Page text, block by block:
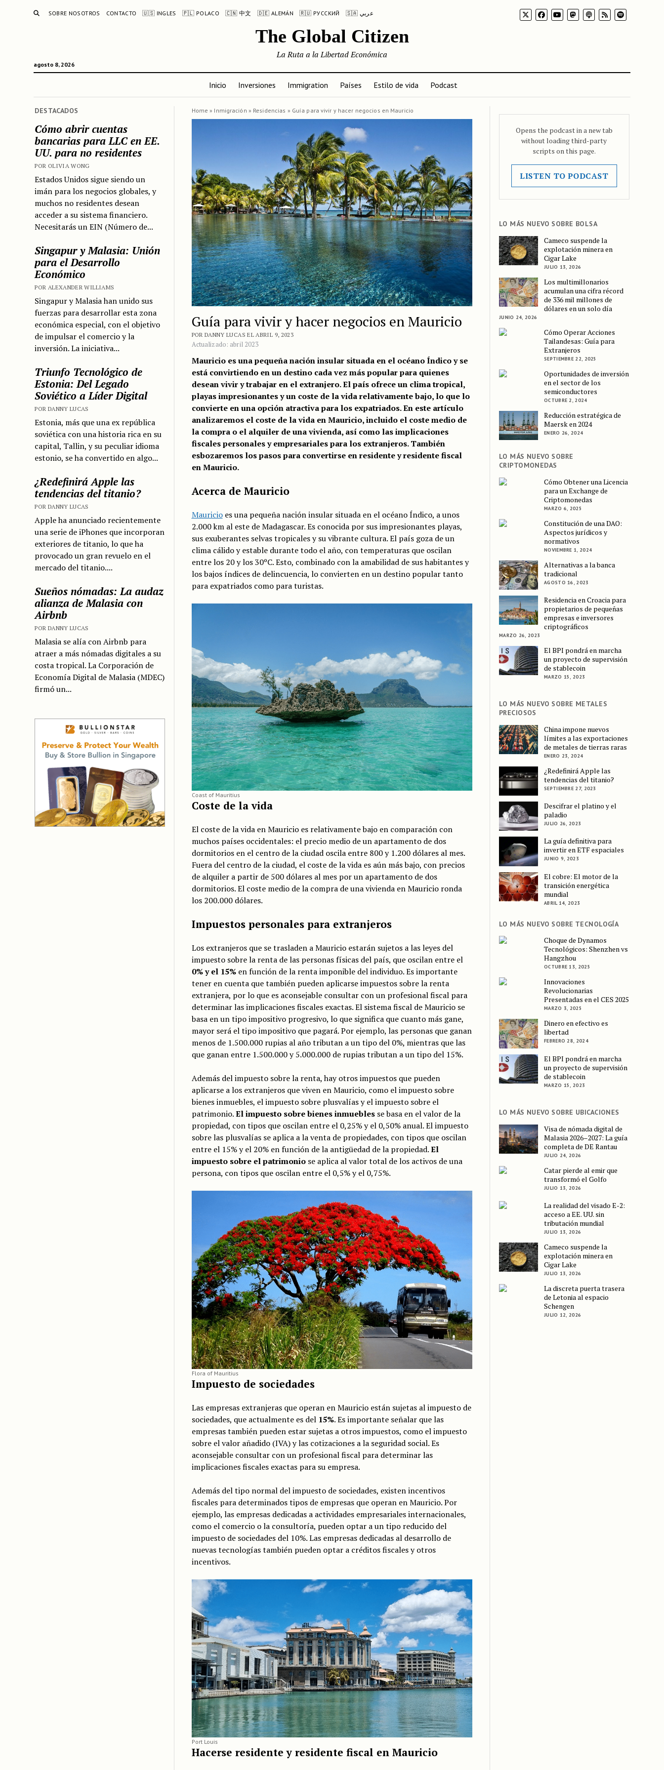
BUSCAR
SOBRE NOSOTROS CONTACTO 🇺🇸 INGLES 🇵🇱 POLACO 🇨🇳 中文 🇩🇪 ALEMÁN 🇷🇺 РУССКИЙ 🇸🇦 عربي
The Global Citizen
agosto 8, 2026
La Ruta a la Libertad Económica
Inicio Inversiones Immigration Países Estilo de vida Podcast
DESTACADOS
Cómo abrir cuentas
bancarias para LLC en EE.
UU. para no residentes
POR OLIVIA WONG
Estados Unidos sigue siendo un
imán para los negocios globales, y
muchos no residentes desean
acceder a su sistema financiero.
Necesitarás un EIN (Número de...
Singapur y Malasia: Unión
para el Desarrollo
Económico
POR ALEXANDER WILLIAMS
Singapur y Malasia han unido sus
fuerzas para desarrollar esta zona
económica especial, con el objetivo
de impulsar el comercio y la
inversión. La iniciativa...
Triunfo Tecnológico de
Estonia: Del Legado
Soviético a Líder Digital
POR DANNY LUCAS
Estonia, más que una ex república
soviética con una historia rica en su
capital, Tallin, y su peculiar idioma
estonio, se ha convertido en algo...
¿Redefinirá Apple las
tendencias del titanio?
POR DANNY LUCAS
Apple ha anunciado recientemente
una serie de iPhones que incorporan
exteriores de titanio, lo que ha
provocado un gran revuelo en el
mercado del titanio....
Sueños nómadas: La audaz
alianza de Malasia con
Airbnb
POR DANNY LUCAS
Malasia se alía con Airbnb para
atraer a más nómadas digitales a su
costa tropical. La Corporación de
Economía Digital de Malasia (MDEC)
firmó un...
Home » Inmigración » Residencias » Guía para vivir y hacer negocios en Mauricio
Guía para vivir y hacer negocios en Mauricio
POR DANNY LUCAS EL ABRIL 9, 2023
Actualizado: abril 2023
Mauricio es una pequeña nación insular situada en el océano Índico y se
está convirtiendo en un destino cada vez más popular para quienes
desean vivir y trabajar en el extranjero. El país ofrece un clima tropical,
playas impresionantes y un coste de la vida relativamente bajo, lo que lo
convierte en una opción atractiva para los expatriados. En este artículo
analizaremos el coste de la vida en Mauricio, incluido el coste medio de
la compra o el alquiler de una vivienda, así como las implicaciones
fiscales personales y empresariales para los extranjeros. También
esbozaremos los pasos para convertirse en residente y residente fiscal
en Mauricio.
Acerca de Mauricio
Mauricioes una pequeña nación insular situada en el océano Índico, a unos
2.000 km al este de Madagascar. Es conocida por sus impresionantes playas,
sus exuberantes selvas tropicales y su vibrante cultura. El país goza de un
clima cálido y estable durante todo el año, con temperaturas que oscilan
entre los 20 y los 30ºC. Esto, combinado con la amabilidad de sus habitantes y
los bajos índices de delincuencia, lo convierten en un destino popular tanto
para expatriados como para turistas.
Coast of Mauritius
Coste de la vida
El coste de la vida en Mauricio es relativamente bajo en comparación con
muchos países occidentales: el precio medio de un apartamento de dos
dormitorios en el centro de la ciudad oscila entre 800 y 1.200 dólares al mes.
Fuera del centro de la ciudad, el coste de la vida es aún más bajo, con precios
de alquiler a partir de 500 dólares al mes por un apartamento de dos
dormitorios. El coste medio de la compra de una vivienda en Mauricio ronda
los 200.000 dólares.
Impuestos personales para extranjeros
Los extranjeros que se trasladen a Mauricio estarán sujetos a las leyes del
impuesto sobre la renta de las personas físicas del país, que oscilan entre el
0% y el 15%en función de la renta imponible del individuo. Es importante
tener en cuenta que también pueden aplicarse impuestos sobre la renta
extranjera, por lo que es aconsejable consultar con un profesional fiscal para
determinar las implicaciones fiscales exactas. El sistema fiscal de Mauricio se
basa en un tipo impositivo progresivo, lo que significa que cuanto más gane,
mayor será el tipo impositivo que pagará. Por ejemplo, las personas que ganan
menos de 1.500.000 rupias al año tributan a un tipo del 0%, mientras que las
que ganan entre 1.500.000 y 5.000.000 de rupias tributan a un tipo del 15%.
Además del impuesto sobre la renta, hay otros impuestos que pueden
aplicarse a los extranjeros que viven en Mauricio, como el impuesto sobre
bienes inmuebles, el impuesto sobre plusvalías y el impuesto sobre el
patrimonio.El impuesto sobre bienes inmueblesse basa en el valor de la
propiedad, con tipos que oscilan entre el 0,25% y el 0,50% anual. El impuesto
sobre las plusvalías se aplica a la venta de propiedades, con tipos que oscilan
entre el 15% y el 20% en función de la antigüedad de la propiedad.El
impuesto sobre el patrimoniose aplica al valor total de los activos de una
persona, con tipos que oscilan entre el 0,5% y el 0,75%.
Flora of Mauritius
Impuesto de sociedades
Las empresas extranjeras que operan en Mauricio están sujetas al impuesto de
sociedades, que actualmente es del 15%. Es importante señalar que las
empresas también pueden estar sujetas a otros impuestos, como el impuesto
sobre el valor añadido (IVA) y las cotizaciones a la seguridad social. Es
aconsejable consultar con un profesional fiscal para determinar las
implicaciones fiscales exactas para su empresa.
Además del tipo normal del impuesto de sociedades, existen incentivos
fiscales para determinados tipos de empresas que operan en Mauricio. Por
ejemplo, las empresas dedicadas a actividades empresariales internacionales,
como el comercio o la consultoría, pueden optar a un tipo reducido del
impuesto de sociedades del 10%. Las empresas dedicadas al desarrollo de
nuevas tecnologías también pueden optar a créditos fiscales y otros
incentivos.
Port Louis
Hacerse residente y residente fiscal en Mauricio
Opens the podcast in a new tab
without loading third-party
scripts on this page.
LISTEN TO PODCAST
LO MÁS NUEVO SOBRE BOLSA
Cameco suspende la
explotación minera en
Cigar Lake
JULIO 13, 2026
Los multimillonarios
acumulan una cifra récord
de 336 mil millones de
dólares en un solo día
JUNIO 24, 2026
Cómo Operar Acciones
Tailandesas: Guía para
Extranjeros
SEPTIEMBRE 22, 2025
Oportunidades de inversión
en el sector de los
semiconductores
OCTUBRE 2, 2024
Reducción estratégica de
Maersk en 2024
ENERO 26, 2024
LO MÁS NUEVO SOBRE
CRIPTOMONEDAS
Cómo Obtener una Licencia
para un Exchange de
Criptomonedas
MARZO 6, 2025
Constitución de una DAO:
Aspectos jurídicos y
normativos
NOVIEMBRE 1, 2024
Alternativas a la banca
tradicional
AGOSTO 16, 2023
Residencia en Croacia para
propietarios de pequeñas
empresas e inversores
criptográficos
MARZO 26, 2023
El BPI pondrá en marcha
un proyecto de supervisión
de stablecoin
MARZO 15, 2023
LO MÁS NUEVO SOBRE METALES
PRECIOSOS
China impone nuevos
límites a las exportaciones
de metales de tierras raras
ENERO 23, 2024
¿Redefinirá Apple las
tendencias del titanio?
SEPTIEMBRE 27, 2023
Descifrar el platino y el
paladio
JULIO 26, 2023
La guía definitiva para
invertir en ETF espaciales
JUNIO 9, 2023
El cobre: El motor de la
transición energética
mundial
ABRIL 14, 2023
LO MÁS NUEVO SOBRE TECNOLOGÍA
Choque de Dynamos
Tecnológicos: Shenzhen vs
Hangzhou
OCTUBRE 13, 2025
Innovaciones
Revolucionarias
Presentadas en el CES 2025
MARZO 3, 2025
Dinero en efectivo es
libertad
FEBRERO 28, 2024
El BPI pondrá en marcha
un proyecto de supervisión
de stablecoin
MARZO 15, 2023
LO MÁS NUEVO SOBRE UBICACIONES
Visa de nómada digital de
Malasia 2026–2027: La guía
completa de DE Rantau
JULIO 24, 2026
Catar pierde al emir que
transformó el Golfo
JULIO 13, 2026
La realidad del visado E-2:
acceso a EE. UU. sin
tributación mundial
JULIO 13, 2026
Cameco suspende la
explotación minera en
Cigar Lake
JULIO 13, 2026
La discreta puerta trasera
de Letonia al espacio
Schengen
JULIO 12, 2026